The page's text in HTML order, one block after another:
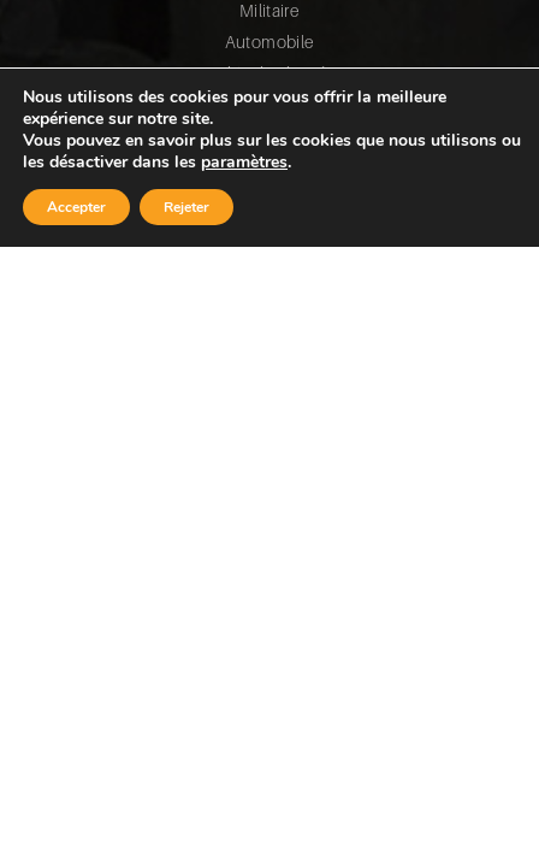
Militaire
Automobile
Véhicules lourds
Transmission de puissance
Raccords de tuyauterie
Pompes
Injection plastique
Énergétique
Nous utilisons des cookies pour vous offrir la meilleure
expérience sur notre site.
Vous pouvez en savoir plus sur les cookies que nous utilisons ou
les désactiver dans les paramètres.
Accepter Rejeter